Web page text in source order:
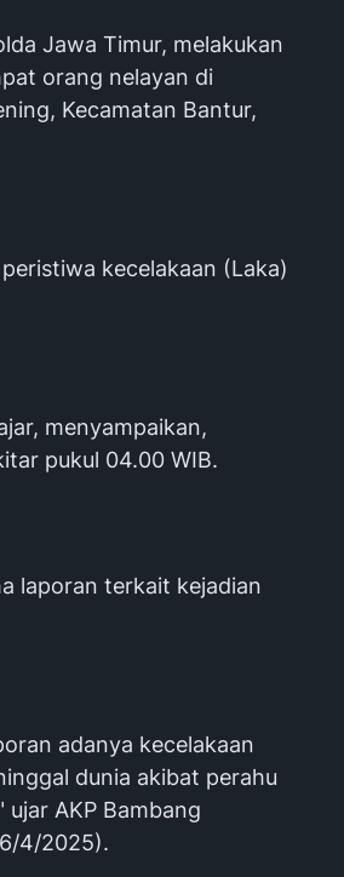
Jawa Timur, melakukan
orang nelayan di
Kecamatan Bantur,
kecelakaan (Laka)
menyampaikan,
pukul 04.00 WIB.
laporan terkait kejadian
adanya kecelakaan
dunia akibat perahu
AKP Bambang
4/2025).